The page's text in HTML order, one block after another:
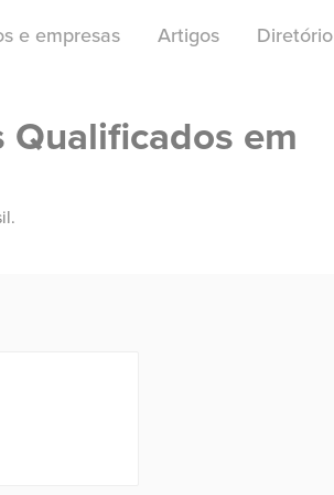
e empresas Artigos Diretório
Qualificados em